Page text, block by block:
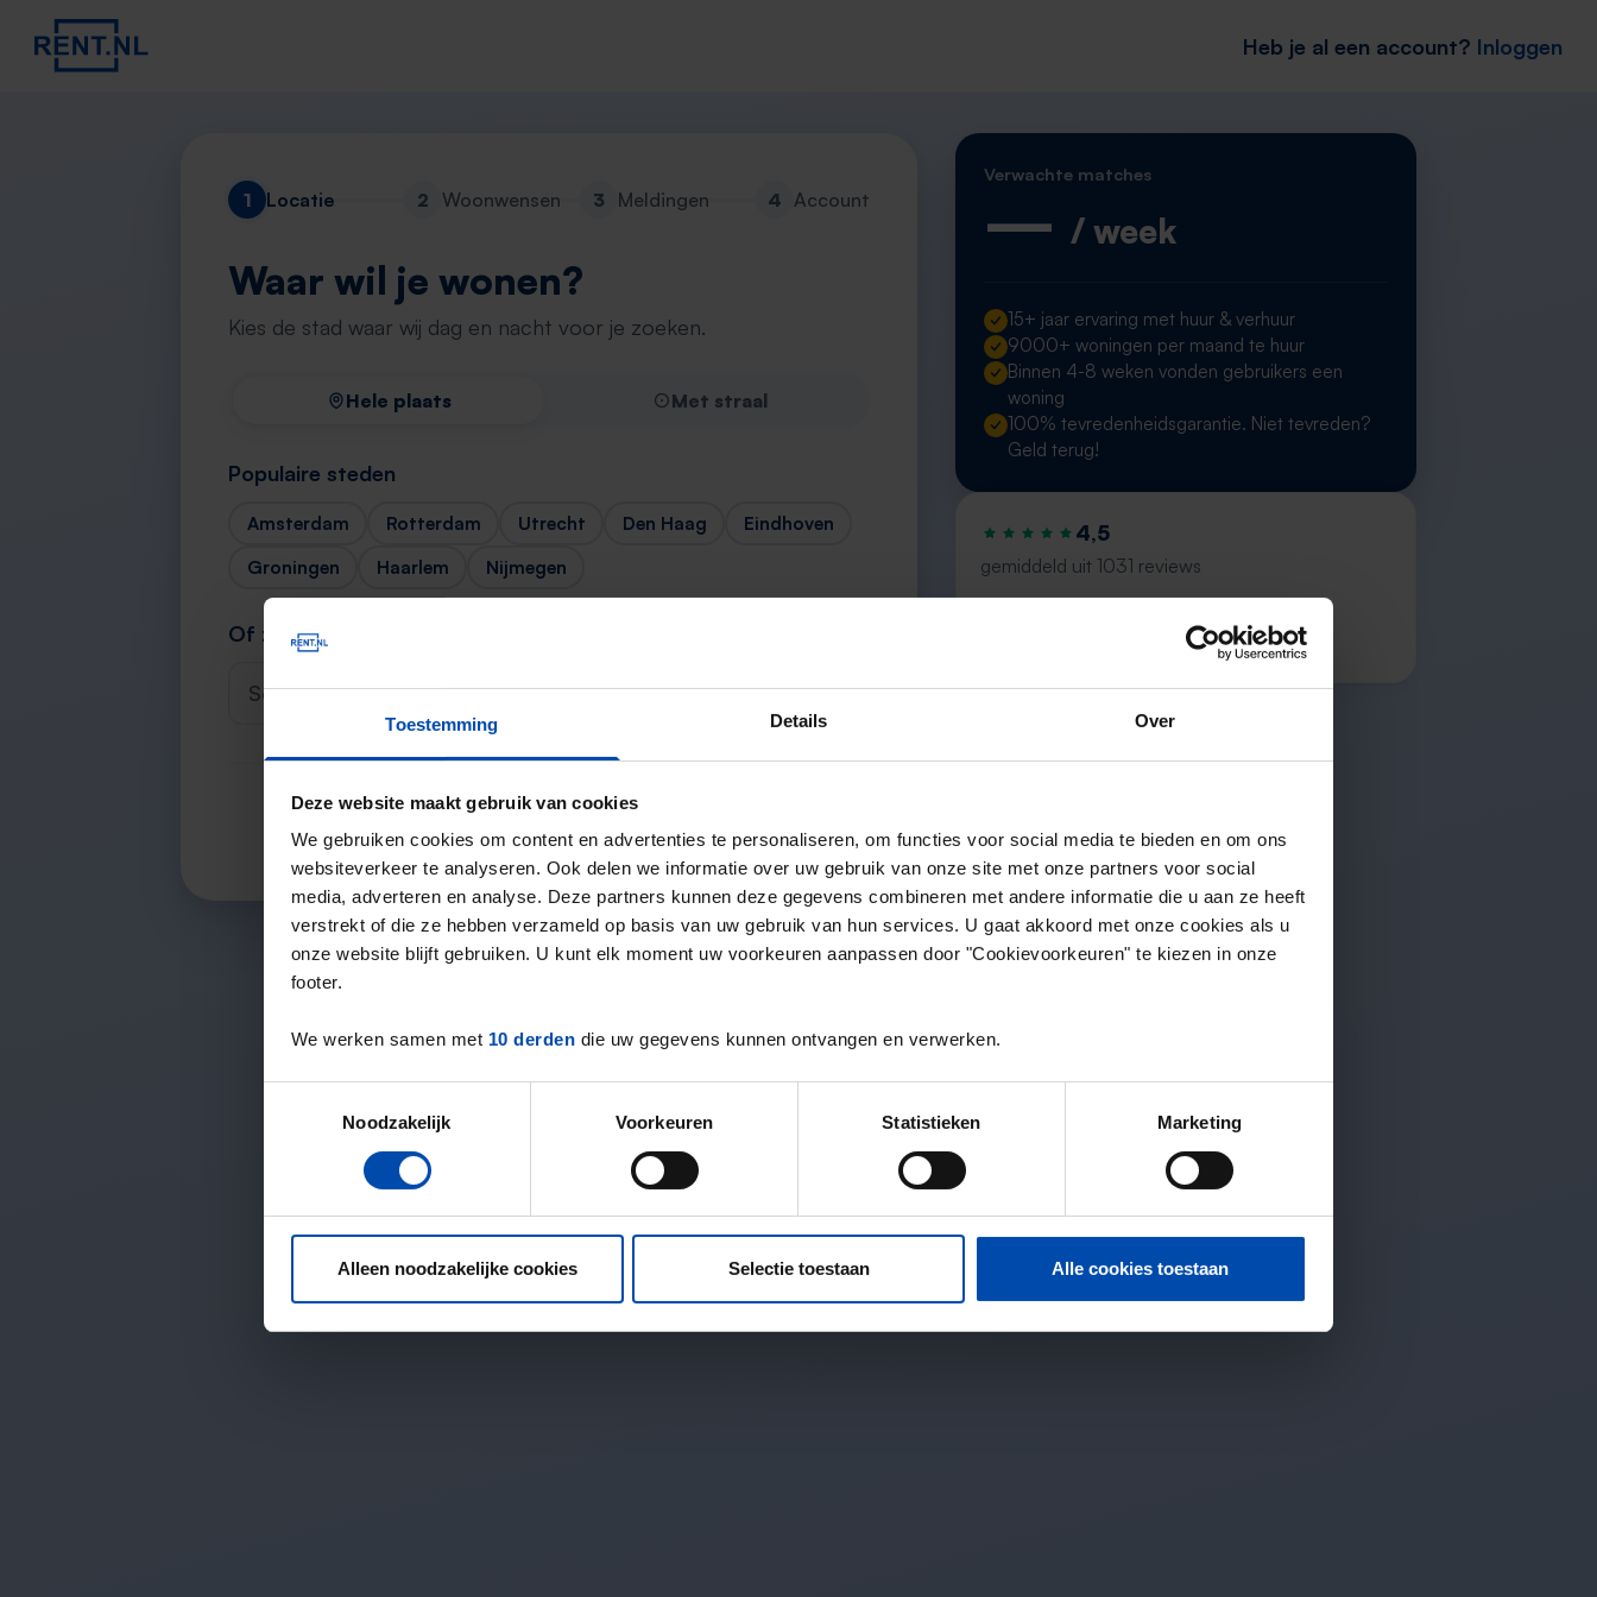
Toestemming Details Over
Deze website maakt gebruik van cookies
We gebruiken cookies om content en advertenties te personaliseren, om functies voor social media te bieden en om ons
websiteverkeer te analyseren. Ook delen we informatie over uw gebruik van onze site met onze partners voor social
media, adverteren en analyse. Deze partners kunnen deze gegevens combineren met andere informatie die u aan ze heeft
verstrekt of die ze hebben verzameld op basis van uw gebruik van hun services. U gaat akkoord met onze cookies als u
onze website blijft gebruiken. U kunt elk moment uw voorkeuren aanpassen door "Cookievoorkeuren" te kiezen in onze
footer.
We werken samen met 10 derden die uw gegevens kunnen ontvangen en verwerken.
Noodzakelijk
Voorkeuren Statistieken Marketing
Alleen noodzakelijke cookies Selectie toestaan Alle cookies toestaan
Heb je al een account? Inloggen
1 Locatie 2 Woonwensen 3 Meldingen 4 Account
Waar wil je wonen?
Kies de stad waar wij dag en nacht voor je zoeken.
Hele plaats Met straal
Populaire steden
Amsterdam Rotterdam Utrecht Den Haag
Eindhoven
Groningen
Haarlem Nijmegen
Of zoek je stad
Selecteer een plaats
Verwachte matches
— / week
15+ jaar ervaring met huur & verhuur
9000+ woningen per maand te huur
Binnen 4-8 weken vonden gebruikers een
woning
100% tevredenheidsgarantie. Niet tevreden?
Geld terug!
4,5
gemiddeld uit 1031 reviews